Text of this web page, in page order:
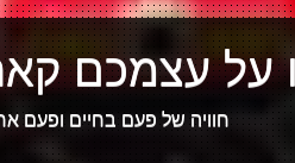
על עצמכם
חוויה של פעם בחיים ופעם